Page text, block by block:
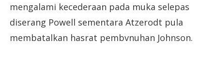
mengalami kecederaan pada muka selepas
diserang Powell sementara Atzerodt pula
membatalkan hasrat pembvnuhan Johnson.